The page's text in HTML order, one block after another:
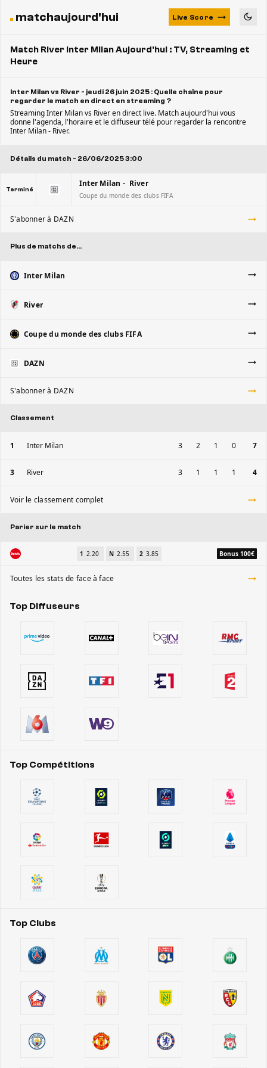
matchaujourd'hui Live Score
Match River Inter Milan Aujourd'hui : TV, Streaming et
Heure
Inter Milan vs River - jeudi 26 juin 2025 : Quelle chaîne pour
regarder le match en direct en streaming ?
Streaming Inter Milan vs River en direct live. Match aujourd'hui vous
donne l'agenda, l'horaire et le diffuseur télé pour regarder la rencontre
Inter Milan - River.
Détails du match - 26/06/2025 3:00
Terminé
Inter Milan - River
Coupe du monde des clubs FIFA
S'abonner à DAZN
Plus de matchs de...
Inter Milan
River
Coupe du monde des clubs FIFA
DAZN
S'abonner à DAZN
Classement
1 Inter Milan 3 2 1 0 7
3 River 3 1 1 1 4
Voir le classement complet
Parier sur le match
1 2.20 N 2.55 2 3.85 Bonus 100€
Toutes les stats de face à face
Top Diffuseurs
Top Compétitions
Top Clubs